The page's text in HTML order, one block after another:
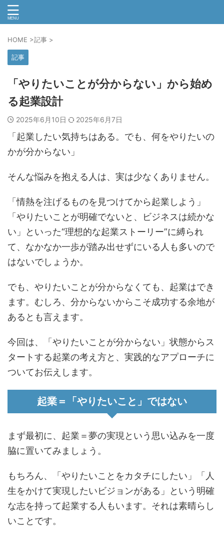
HOME >記事 >
記事
「やりたいことが分からない」から始め
る起業設計
2025年6月10日 2025年6月7日
「起業したい気持ちはある。でも、何をやりたいの
かが分からない」
そんな悩みを抱える人は、実は少なくありません。
「情熱を注げるものを見つけてから起業しよう」
「やりたいことが明確でないと、ビジネスは続かな
い」といった“理想的な起業ストーリー”に縛られ
て、なかなか一歩が踏み出せずにいる人も多いので
はないでしょうか。
でも、やりたいことが分からなくても、起業はでき
ます。むしろ、分からないからこそ成功する余地が
あるとも言えます。
今回は、「やりたいことが分からない」状態からス
タートする起業の考え方と、実践的なアプローチに
ついてお伝えします。
起業＝「やりたいこと」ではない
まず最初に、起業＝夢の実現という思い込みを一度
脇に置いてみましょう。
もちろん、「やりたいことをカタチにしたい」「人
生をかけて実現したいビジョンがある」という明確
な志を持って起業する人もいます。それは素晴らし
いことです。